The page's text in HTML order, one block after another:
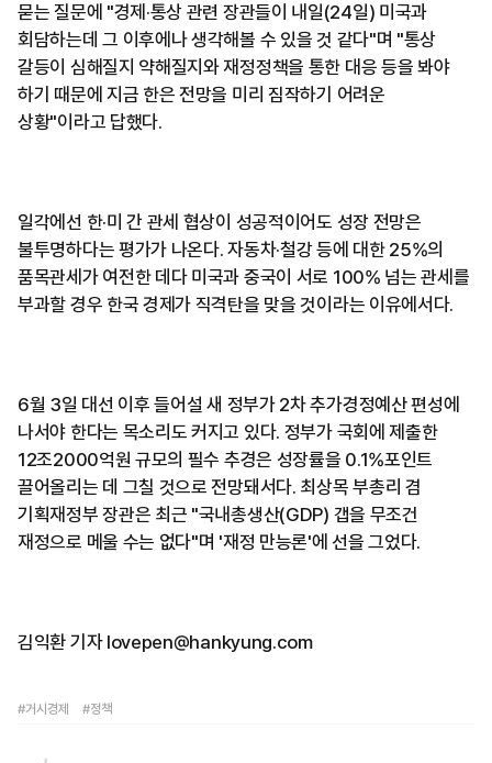
묻는 질문에 "경제·통상 관련 장관들이 내일(24일) 미국과
회담하는데 그 이후에나 생각해볼 수 있을 것 같다"며 "통상
갈등이 심해질지 약해질지와 재정정책을 통한 대응 등을 봐야
하기 때문에 지금 한은 전망을 미리 짐작하기 어려운
상황"이라고 답했다.
일각에선 한·미 간 관세 협상이 성공적이어도 성장 전망은
불투명하다는 평가가 나온다. 자동차·철강 등에 대한 25%의
품목관세가 여전한 데다 미국과 중국이 서로 100% 넘는 관세를
부과할 경우 한국 경제가 직격탄을 맞을 것이라는 이유에서다.
6월 3일 대선 이후 들어설 새 정부가 2차 추가경정예산 편성에
나서야 한다는 목소리도 커지고 있다. 정부가 국회에 제출한
12조2000억원 규모의 필수 추경은 성장률을 0.1%포인트
끌어올리는 데 그칠 것으로 전망돼서다. 최상목 부총리 겸
기획재정부 장관은 최근 "국내총생산(GDP) 갭을 무조건
재정으로 메울 수는 없다"며 '재정 만능론'에 선을 그었다.
김익환 기자 lovepen@hankyung.com
#거시경제 #정책